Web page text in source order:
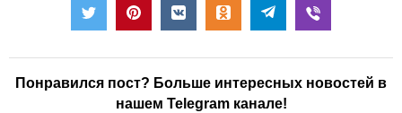
Понравился пост? Больше интересных новостей в
нашем Telegram канале!